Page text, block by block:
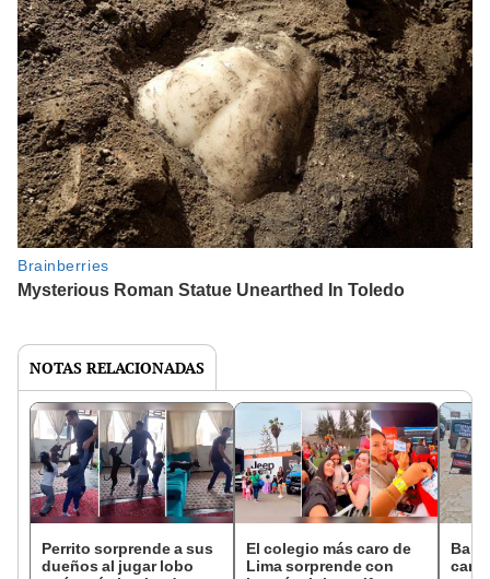
NOTAS RELACIONADAS
Perrito sorprende a sus
dueños al jugar lobo
El colegio más caro de
Lima sorprende con